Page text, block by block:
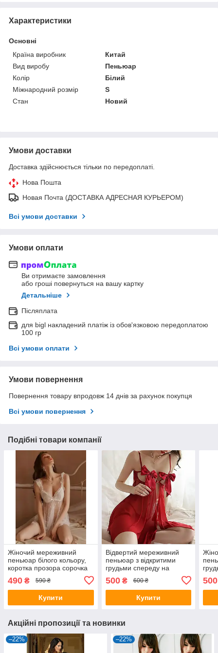
Характеристики
Основні
Країна виробник
Китай
Вид виробу
Пеньюар
Колір
Білий
Міжнародний розмір
S
Стан
Новий
Умови доставки
Доставка здійснюється тільки по передоплаті.
Нова Пошта
Новая Почта (ДОСТАВКА АДРЕСНАЯ КУРЬЕРОМ)
Всі умови доставки
Умови оплати
Ви отримаєте замовлення
або гроші повернуться на вашу картку
Детальніше
Післяплата
для bigl накладений платіж із обов'язковою передоплатою
100 гр
Всі умови оплати
Умови повернення
Повернення товару впродовж 14 днів за рахунок покупця
Всі умови повернення
Подібні товари компанії
Жіночий мереживний
пеньюар білого кольору,
коротка прозора сорочка
490 ₴ 590 ₴
Купити
Відвертий мереживний
пеньюар з відкритими
грудьми спереду на
500₴ 600 ₴
Купити
500
Акційні пропозиції та новинки
–22% –22%